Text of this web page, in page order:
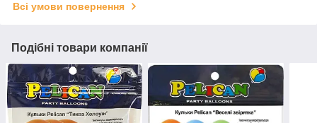
Всі умови повернення
Подібні товари компанії